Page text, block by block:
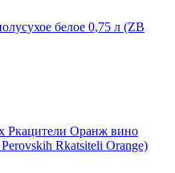
белое 0,75 л (ZB